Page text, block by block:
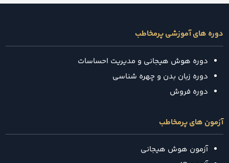
دوره های آموزشی پرمخاطب
دوره هوش هیجانی و مدیریت احساسات
دوره زبان بدن و چهره شناسی
دوره فروش
آزمون های پرمخاطب
آزمون هوش هیجانی